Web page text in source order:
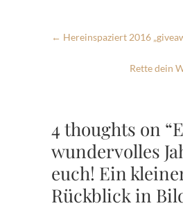
← Hereinspaziert 2016
Rette dein
4 thoughts on
wundervolles
euch! Ein
Rückblick in